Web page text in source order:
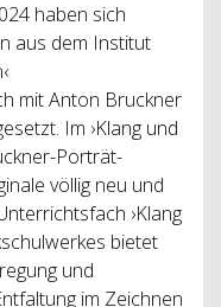
haben sich
aus dem Institut
mit Anton Bruckner
Im ›Klang und
Porträt-
völlig neu und
›Klang
bietet
und
im Zeichnen